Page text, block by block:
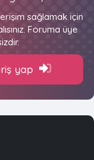
sağlamak için
Foruma üye
yap